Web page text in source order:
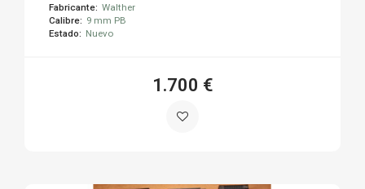
Fabricante: Walther
Calibre: 9 mm PB
Estado: Nuevo
1.700 €